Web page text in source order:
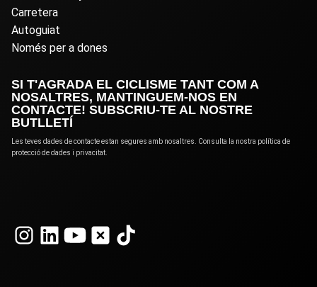
Carretera
Autoguiat
Només per a dones
SI T'AGRADA EL CICLISME TANT COM A
NOSALTRES, MANTINGUEM-NOS EN
CONTACTE! SUBSCRIU-TE AL NOSTRE
BUTLLETÍ
Les teves dades de contacte estan segures amb nosaltres. Consulta la nostra política de
protecció de dades i privacitat.